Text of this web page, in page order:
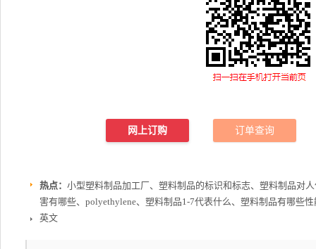
网上订购 订单查询
热点： 小型塑料制品加工厂、塑料制品的标识和标志、塑料制品对
害有哪些、polyethylene、塑料制品1-7代表什么、塑料制品有哪些
英文